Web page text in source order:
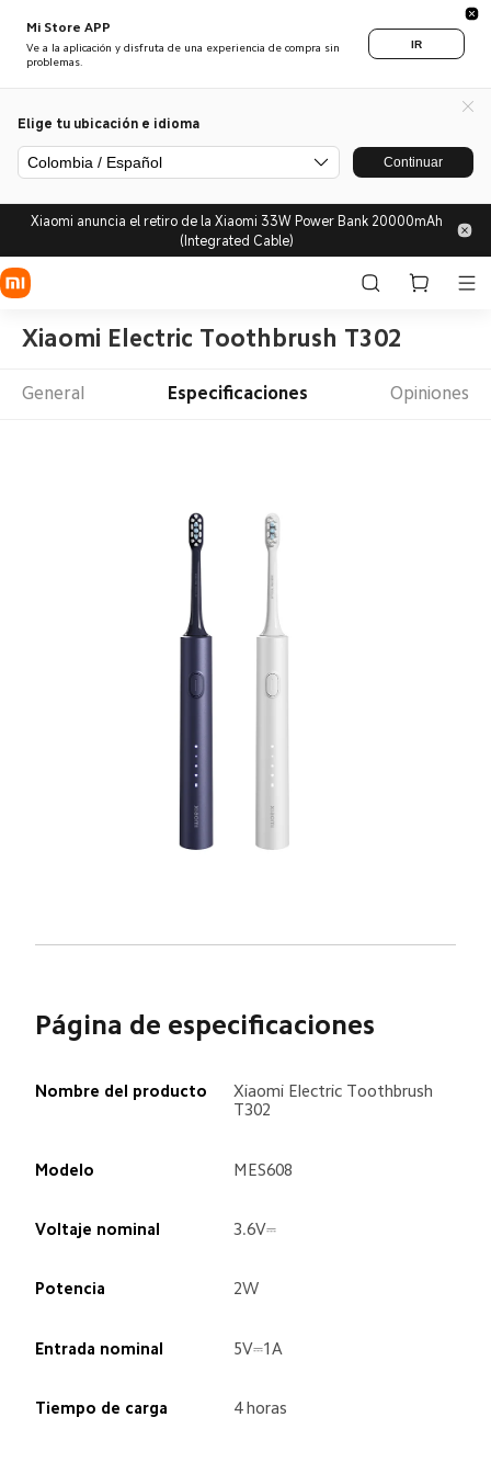
Mi Store APP
Ve a la aplicación y disfruta de una experiencia de compra sin
problemas.
IR
Elige tu ubicación e idioma
Colombia / Español Continuar
Xiaomi anuncia el retiro de la Xiaomi 33W Power Bank 20000mAh
(Integrated Cable)
Xiaomi Electric Toothbrush T302
General Especificaciones Opiniones
Página de especificaciones
Nombre del producto
Xiaomi Electric Toothbrush
T302
Modelo MES608
Voltaje nominal 3.6V⎓
Potencia 2W
Entrada nominal 5V⎓1A
Tiempo de carga 4 horas